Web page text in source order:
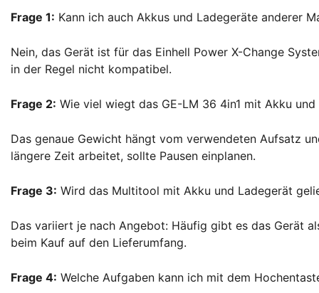
Frage 1: Kann ich auch Akkus und Ladegeräte anderer
Nein, das Gerät ist für das Einhell Power X-Change
in der Regel nicht kompatibel.
Frage 2: Wie viel wiegt das GE-LM 36 4in1 mit Akku und
Das genaue Gewicht hängt vom verwendeten Aufsatz
längere Zeit arbeitet, sollte Pausen einplanen.
Frage 3: Wird das Multitool mit Akku und Ladegerät
Das variiert je nach Angebot: Häufig gibt es das Gerät
beim Kauf auf den Lieferumfang.
Frage 4: Welche Aufgaben kann ich mit dem